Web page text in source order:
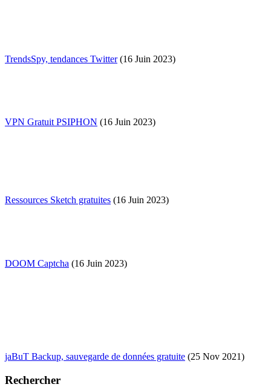
TrendsSpy, tendances Twitter(16 Juin 2023)
VPN Gratuit PSIPHON (16 Juin 2023)
Ressources Sketch gratuites (16 Juin 2023)
DOOM Captcha (16 Juin 2023)
jaBuT Backup, sauvegarde de données gratuite (25 Nov 2021)
Rechercher